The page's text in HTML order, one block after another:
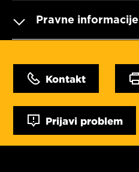
Pravne informacije
Kontakt
Prijavi problem